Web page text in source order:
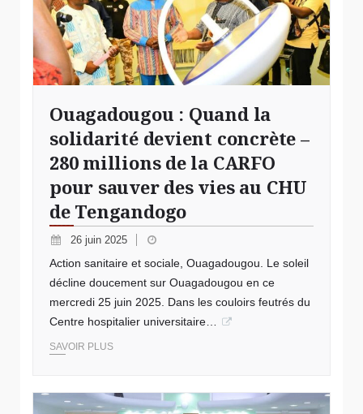
Ouagadougou : Quand la
solidarité devient concrète –
280 millions de la CARFO
pour sauver des vies au CHU
de Tengandogo
26 juin 2025
Action sanitaire et sociale, Ouagadougou. Le soleil
décline doucement sur Ouagadougou en ce
mercredi 25 juin 2025. Dans les couloirs feutrés du
Centre hospitalier universitaire…
SAVOIR PLUS